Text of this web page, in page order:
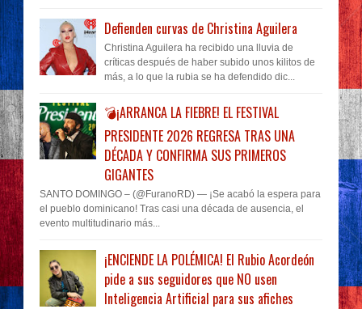
Defienden curvas de Christina Aguilera
Christina Aguilera ha recibido una lluvia de
críticas después de haber subido unos kilitos de
más, a lo que la rubia se ha defendido dic...
💣¡ARRANCA LA FIEBRE! EL FESTIVAL
PRESIDENTE 2026 REGRESA TRAS UNA
DÉCADA Y CONFIRMA SUS PRIMEROS
GIGANTES
SANTO DOMINGO – (@FuranoRD) — ¡Se acabó la espera para
el pueblo dominicano! Tras casi una década de ausencia, el
evento multitudinario más...
¡ENCIENDE LA POLÉMICA! El Rubio Acordeón
pide a sus seguidores que NO usen
Inteligencia Artificial para sus afiches